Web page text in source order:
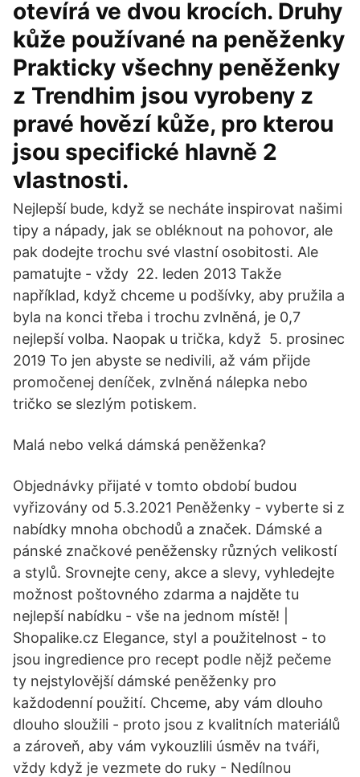
otevírá ve dvou krocích. Druhy
kůže používané na peněženky
Prakticky všechny peněženky
z Trendhim jsou vyrobeny z
pravé hovězí kůže, pro kterou
jsou specifické hlavně 2
vlastnosti.
Nejlepší bude, když se necháte inspirovat našimi
tipy a nápady, jak se obléknout na pohovor, ale
pak dodejte trochu své vlastní osobitosti. Ale
pamatujte - vždy 22. leden 2013 Takže
například, když chceme u podšívky, aby pružila a
byla na konci třeba i trochu zvlněná, je 0,7
nejlepší volba. Naopak u trička, když 5. prosinec
2019 To jen abyste se nedivili, až vám přijde
promočenej deníček, zvlněná nálepka nebo
tričko se slezlým potiskem.
Malá nebo velká dámská peněženka?
Objednávky přijaté v tomto období budou
vyřizovány od 5.3.2021 Peněženky - vyberte si z
nabídky mnoha obchodů a značek. Dámské a
pánské značkové peněžensky různých velikostí
a stylů. Srovnejte ceny, akce a slevy, vyhledejte
možnost poštovného zdarma a najděte tu
nejlepší nabídku - vše na jednom místě! |
Shopalike.cz Elegance, styl a použitelnost - to
jsou ingredience pro recept podle nějž pečeme
ty nejstylovější dámské peněženky pro
každodenní použití. Chceme, aby vám dlouho
dlouho sloužili - proto jsou z kvalitních materiálů
a zároveň, aby vám vykouzlili úsměv na tváři,
vždy když je vezmete do ruky - Nedílnou